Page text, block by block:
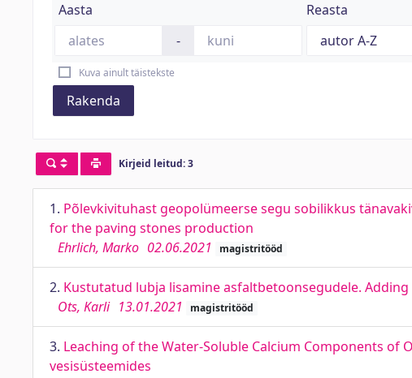
Aasta
-
Reasta
Kuva ainult täistekste
Rakenda
Kirjeid leitud: 3
1. Põlevkivituhast geopolümeerse segu sobilikkus
for the paving stones production
Ehrlich, Marko 02.06.2021 magistritööd
2. Kustutatud lubja lisamine asfaltbetoonsegudele.
Ots, Karli 13.01.2021 magistritööd
3. Leaching of the Water-Soluble Calcium Components of
vesisüsteemides